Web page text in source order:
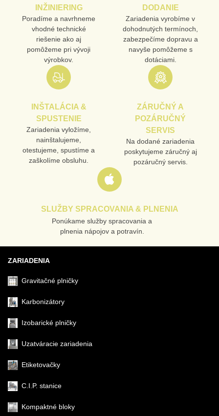
INŽINIERING
Poradíme a navrhneme
vhodné technické
riešenie ako aj
pomôžeme pri vývoji
výrobkov.
DODANIE
Zariadenia vyrobíme v
dohodnutých termínoch,
zabezpečíme dopravu a
navyše pomôžeme s
dotáciami.
INŠTALÁCIA &
SPUSTENIE
Zariadenia vyložíme,
nainštalujeme,
otestujeme, spustíme a
zaškolíme obsluhu.
ZÁRUČNÝ A
POZÁRUČNÝ
SERVIS
Na dodané zariadenia
poskytujeme záručný aj
pozáručný servis.
SLUŽBY SPRACOVANIA & PLNENIA
Ponúkame služby spracovania a
plnenia nápojov a potravín.
ZARIADENIA
Gravitačné plničky
Karbonizátory
Izobarické plničky
Uzatváracie zariadenia
Etiketovačky
C.I.P. stanice
Kompaktné bloky